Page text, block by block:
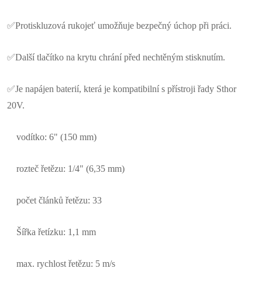
✅Protiskluzová rukojeť umožňuje bezpečný úchop při práci.
✅Další tlačítko na krytu chrání před nechtěným stisknutím.
✅Je napájen baterií, která je kompatibilní s přístroji řady Sthor
20V.
vodítko: 6" (150 mm)
rozteč řetězu: 1/4" (6,35 mm)
počet článků řetězu: 33
Šířka řetízku: 1,1 mm
max. rychlost řetězu: 5 m/s